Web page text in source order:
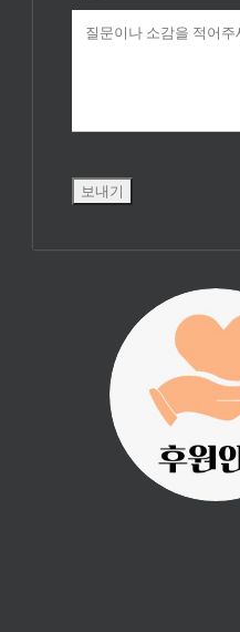
진리횃불
여러분의
로 이루어